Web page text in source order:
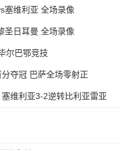
塞维利亚 全场录像
圣日耳曼 全场录像
尔巴鄂竞技
夺冠 巴萨全场零射正
维利亚3-2逆转比利亚雷亚